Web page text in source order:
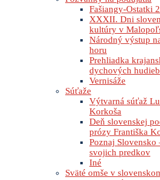
Fašiangy-Ostatki
XXXII. Dni
kultúry v
Národný výstup
horu
Prehliadka
dychových hudieb
Vernisáže
Súťaže
Výtvarná súťaž
Korkoša
Deň slovenskej
prózy Františka
Poznaj Slovensko
svojich predkov
Iné
Sväté omše v